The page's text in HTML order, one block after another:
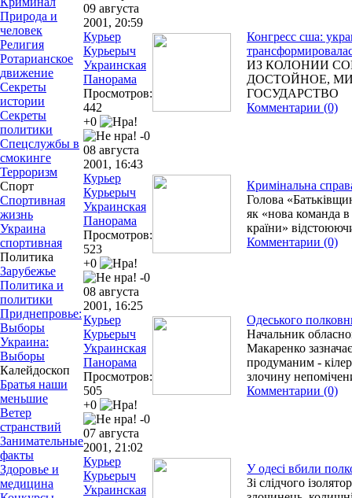
Природа и
человек
Религия
Ротарианское
движение
Секреты
истории
Секреты
политики
Спецслужбы в
смокинге
Терроризм
Спорт
Спортивная
жизнь
Украина
спортивная
Политика
Зарубежье
Политика и
политики
Приднепровье:
Выборы
Украина:
Выборы
Калейдоскоп
Братья наши
меньшие
Ветер
странствий
Занимательные
факты
Здоровье и
медицина
09 августа
2001, 20:59
Курьер
Курьерыч
Украинская
Панорама
Просмотров:
442
+0
-0
Конгресс сша:
ИЗ КОЛОНИИ
ДОСТОЙНОЕ,
ГОСУДАРСТВО
Комментарии (0)
08 августа
2001, 16:43
Курьер
Курьерыч
Украинская
Панорама
Просмотров:
523
+0
-0
Кримінальна
Голова
як «нова команда
країни»
Комментарии (0)
08 августа
2001, 16:25
Курьер
Курьерыч
Украинская
Панорама
Просмотров:
505
+0
-0
Одеського
Начальник
Макаренко
продуманим -
злочину
Комментарии (0)
07 августа
2001, 21:02
Курьер
Курьерыч
Украинская
У одесі вбили
Зі слідчого